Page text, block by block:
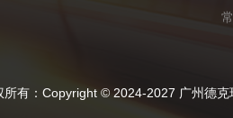
© 2024-2027 广州德克瑞